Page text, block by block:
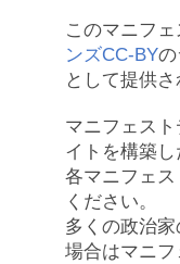
このマニフェ
ンズCC-BY
として提供さ
マニフェス
イトを構築し
各マニフェ
ください。
多くの政治
場合はマニ